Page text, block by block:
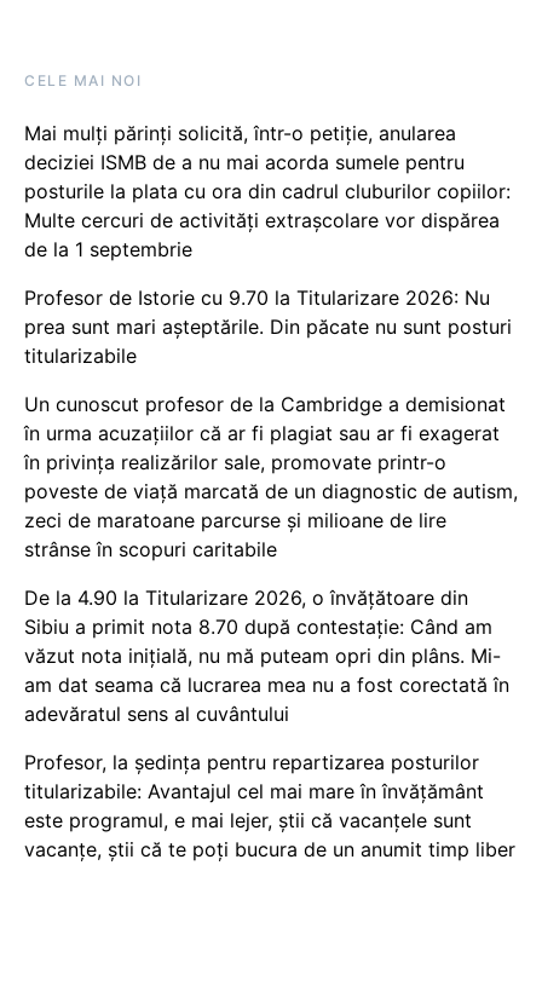
CELE MAI NOI
Mai mulți părinți solicită, într-o petiție, anularea
deciziei ISMB de a nu mai acorda sumele pentru
posturile la plata cu ora din cadrul cluburilor copiilor:
Multe cercuri de activități extrașcolare vor dispărea
de la 1 septembrie
Profesor de Istorie cu 9.70 la Titularizare 2026: Nu
prea sunt mari așteptările. Din păcate nu sunt posturi
titularizabile
Un cunoscut profesor de la Cambridge a demisionat
în urma acuzațiilor că ar fi plagiat sau ar fi exagerat
în privința realizărilor sale, promovate printr-o
poveste de viață marcată de un diagnostic de autism,
zeci de maratoane parcurse și milioane de lire
strânse în scopuri caritabile
De la 4.90 la Titularizare 2026, o învățătoare din
Sibiu a primit nota 8.70 după contestație: Când am
văzut nota inițială, nu mă puteam opri din plâns. Mi-
am dat seama că lucrarea mea nu a fost corectată în
adevăratul sens al cuvântului
Profesor, la ședința pentru repartizarea posturilor
titularizabile: Avantajul cel mai mare în învățământ
este programul, e mai lejer, știi că vacanțele sunt
vacanţe, știi că te poți bucura de un anumit timp liber